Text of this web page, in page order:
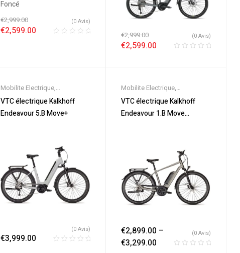
€2,999.00
€2,599.00
(0 Avis)
€2,999.00
€2,599.00
(0 Avis)
Mobilite Electrique,
Nouveautes,Promos &
Soldes,Trekking électrique
VTC électrique Kalkhoff
Endeavour 5.B Move+
€3,999.00
(0 Avis)
Mobilite Electrique,
Nouveautes,Promos &
Soldes,Trekking électrique
VTC électrique Kalkhoff
Endeavour 1.B Move
€2,899.00 –
€3,299.00
(0 Avis)